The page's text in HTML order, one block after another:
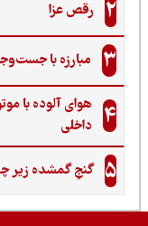
رقص عزا
مبارزه با جست‌وجوی
هوای آلوده با
داخلی
گنجِ گمشده زیر چرخ